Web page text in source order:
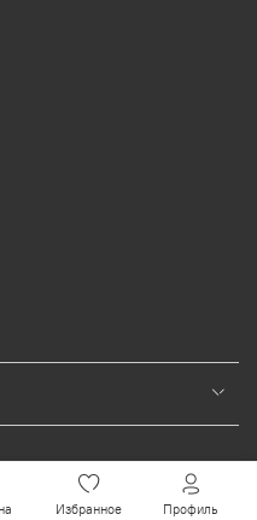
Избранное Профиль